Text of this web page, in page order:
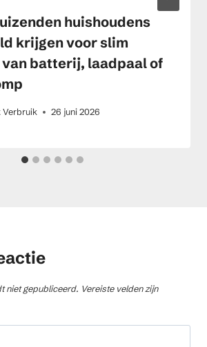
huishoudens
krijgen voor slim
batterij, laadpaal of
Verbruik 26 juni 2026
niet gepubliceerd. Vereiste velden zijn